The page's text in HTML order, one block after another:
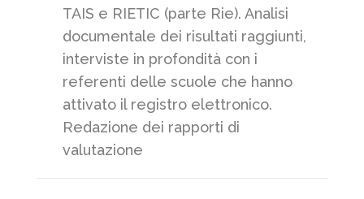
TAIS e RIETIC (parte Rie). Analisi
documentale dei risultati raggiunti,
interviste in profondità con i
referenti delle scuole che hanno
attivato il registro elettronico.
Redazione dei rapporti di
valutazione